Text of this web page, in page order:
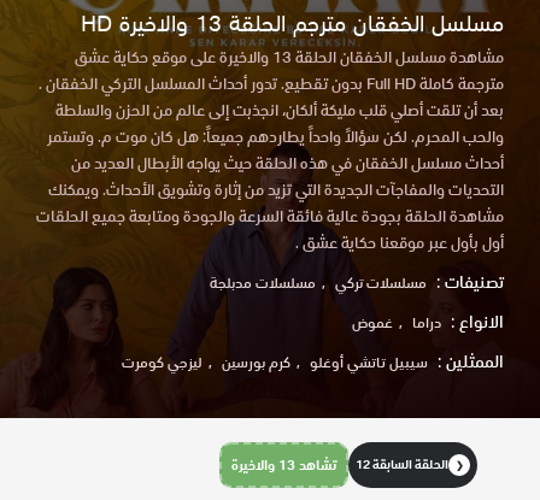
مسلسل الخفقان مترجم الحلقة 13 والاخيرة HD
مشاهدة مسلسل الخفقان الحلقة 13 والاخيرة على موقع حكاية عشق
مترجمة كاملة Full HD بدون تقطيع. تدور أحداث المسلسل التركي الخفقان .
بعد أن تلقت أصلي قلب مليكة ألكان، انجذبت إلى عالم من الحزن والسلطة
والحب المحرم. لكن سؤالاً واحداً يطاردهم جميعاً: هل كان موت م. وتستمر
أحداث مسلسل الخفقان في هذه الحلقة حيث يواجه الأبطال العديد من
التحديات والمفاجآت الجديدة التي تزيد من إثارة وتشويق الأحداث. ويمكنك
مشاهدة الحلقة بجودة عالية فائقة السرعة والجودة ومتابعة جميع الحلقات
أول بأول عبر موقعنا حكاية عشق .
تصنيفات : مسلسلات تركي مسلسلات مدبلجة
الانواع : دراما غموض
الممثلين : سيبيل تاتشي أوغلو كرم بورسين ليزجي كومرت
❮ الحلقة السابقة 12 تشاهد 13 والاخيرة